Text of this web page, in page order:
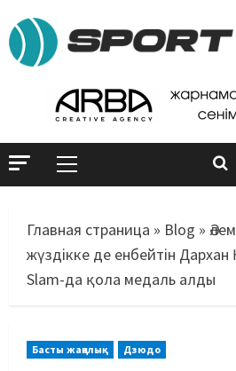
Главная страница » Blog »
жүздікке де енбейтін
Slam-да қола медаль алды
Басты жаңалық Дзюдо